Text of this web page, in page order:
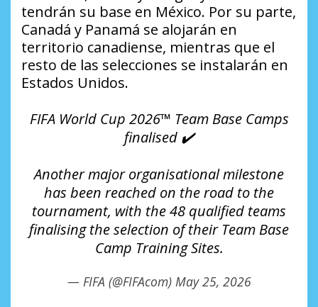
tendrán su base en México. Por su parte,
Canadá y Panamá se alojarán en
territorio canadiense, mientras que el
resto de las selecciones se instalarán en
Estados Unidos.
FIFA World Cup 2026™ Team Base Camps
finalised ✔️
Another major organisational milestone
has been reached on the road to the
tournament, with the 48 qualified teams
finalising the selection of their Team Base
Camp Training Sites.
— FIFA (@FIFAcom) May 25, 2026